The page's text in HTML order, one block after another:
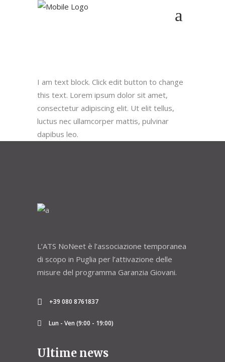
I am text block. Click edit button to change
this text. Lorem ipsum dolor sit amet,
consectetur adipiscing elit. Ut elit tellus,
luctus nec ullamcorper mattis, pulvinar
dapibus leo.
L’ATS NoNeet è l’associazione temporanea
di scopo in Puglia per l’attivazione delle
misure del programma Garanzia Giovani.
+39 080 8761837
Lun - Ven (9:00 - 19:00)
Ultime news